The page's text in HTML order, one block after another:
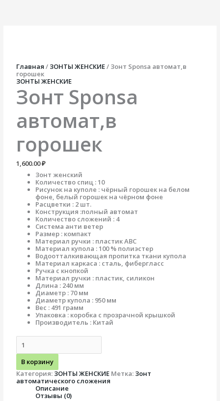
Главная / ЗОНТЫ ЖЕНСКИЕ/ Зонт Sponsa автомат,в
горошек
ЗОНТЫ ЖЕНСКИЕ
Зонт Sponsa
автомат,в
горошек
1,600.00₽
Зонт женский
Количество спиц : 10
Рисунок на куполе : чёрный горошек на белом
фоне, белый горошек на чёрном фоне
Расцветки : 2 шт.
Конструкция :полный автомат
Количество сложений : 4
Система анти ветер
Размер : компакт
Материал ручки : пластик АВС
Материал купола : 100 % полиэстер
Водоотталкивающая пропитка ткани купола
Материал каркаса : сталь, фибергласс
Ручка с кнопкой
Материал ручки : пластик, силикон
Длина : 240 мм
Диаметр : 70 мм
Диаметр купола : 950 мм
Вес : 491 грамм
Упаковка : коробка с прозрачной крышкой
Производитель : Китай
В корзину
Категория: ЗОНТЫ ЖЕНСКИЕ Метка: Зонт
автоматического сложения
Описание
Отзывы (0)